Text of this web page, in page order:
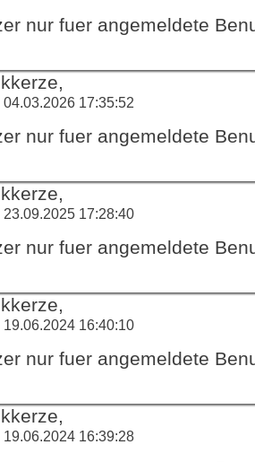
nur fuer angemeldete
17:35:52
nur fuer angemeldete
17:28:40
nur fuer angemeldete
16:40:10
nur fuer angemeldete
16:39:28